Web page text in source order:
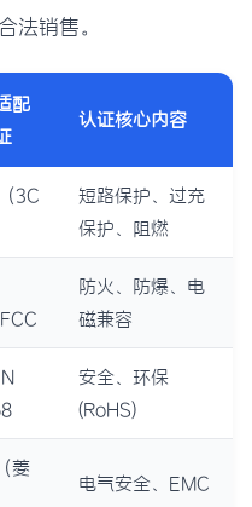
法销售。
配
认证核心内容
3C
短路保护、过充
保护、阻燃
防火、防爆、电
磁兼容
安全、环保
(RoHS)
菱
电气安全、EMC